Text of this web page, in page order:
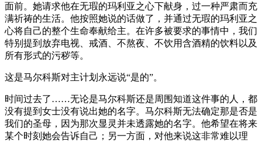
面前。她请求他在无瑕的玛利亚之心下献身，过一种严肃而充
满祈祷的生活。他按照她说的话做了，并通过无瑕的玛利亚之
心将自己的整个生命奉献给主。在许多被要求的事情中，我们
特别提到放弃电视、戒酒、不熬夜、不饮用含酒精的饮料以及
所有形式的污秽等。
这是马尔科斯对主计划永远说“是的”。
时间过去了……无论是马尔科斯还是周围知道这件事的人，都
没有提到女士没有说出她的名字。马尔科斯无法确定那是否是
我们的圣母，因为那次显灵并未透露她的名字。他希望在将来
某个时刻她会告诉自己；另一方面，对他来说这非常难以理